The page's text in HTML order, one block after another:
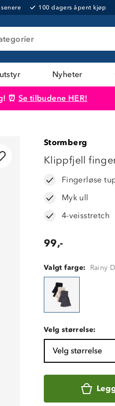
100 dagers åpent kjøp
Nyheter
⏰ Se tilbudene HER!
Stormberg
Klippfjell
Fingerløse
Myk ull
4-veisstretch
99,-
Valgt farge: Rainy
Velg størrelse:
Velg størrelse